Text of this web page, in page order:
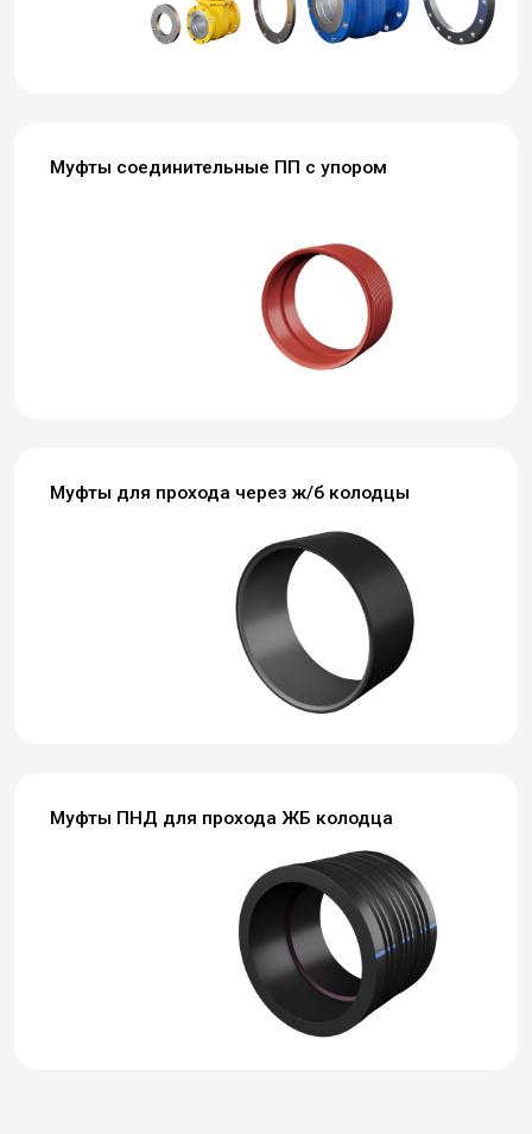
Муфты соединительные ПП с упором
Муфты для прохода через ж/б колодцы
Муфты ПНД для прохода ЖБ колодца